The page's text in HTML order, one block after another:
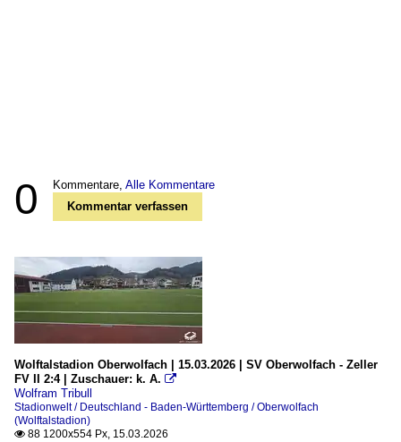
0 Kommentare, Alle Kommentare
Kommentar verfassen
Wolftalstadion Oberwolfach | 15.03.2026 | SV Oberwolfach - Zeller
FV II 2:4 | Zuschauer: k. A. 
Wolfram Tribull
Stadionwelt / Deutschland - Baden-Württemberg / Oberwolfach
(Wolftalstadion)
 88 1200x554 Px, 15.03.2026